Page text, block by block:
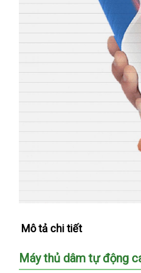
Mô tả chi tiết
Máy thủ dâm tự động